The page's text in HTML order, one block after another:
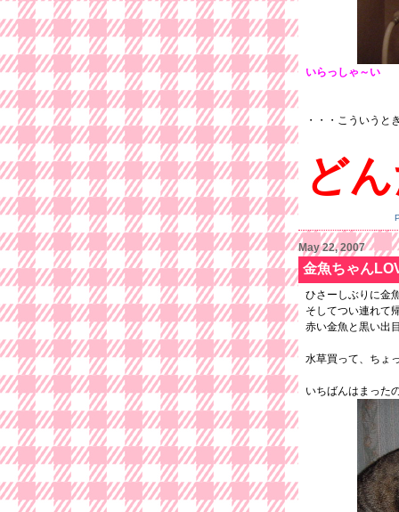
いらっしゃ～い
・・・こういうと
ど
May 22, 2007
金魚ちゃん
ひさーしぶりに金
そしてつい連れて
赤い金魚と黒い出
水草買って、ちょ
いちばんはまった